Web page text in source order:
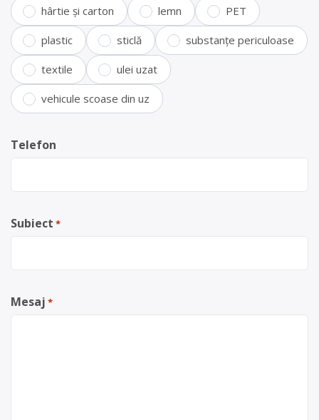
hârtie și carton lemn PET
plastic sticlă substanțe periculoase
textile ulei uzat
vehicule scoase din uz
Telefon
Subiect *
Mesaj *